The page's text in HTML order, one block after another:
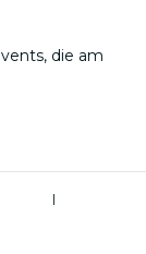
die am
|